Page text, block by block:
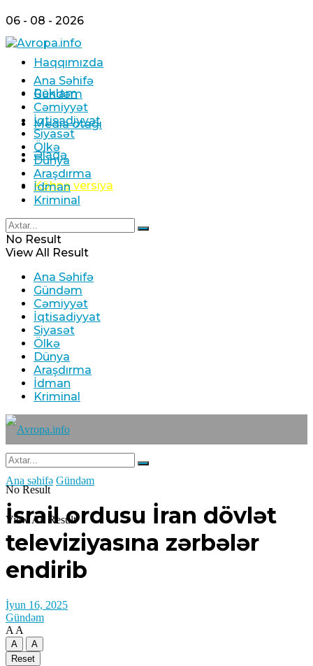
06 - 08 - 2026
Haqqımızda
Reklam
Media otağı
Əlaqə
Köhnə versiya
Ana Səhifə
Gündəm
Cəmiyyət
İqtisadiyyat
Siyasət
Ölkə
Dünya
Araşdırma
İdman
Kriminal
No Result
View All Result
Ana Səhifə
Gündəm
Cəmiyyət
İqtisadiyyat
Siyasət
Ölkə
Dünya
Araşdırma
İdman
Kriminal
No Result
View All Result
Ana səhifə Gündəm
İsrail ordusu İran dövlət
televiziyasına zərbələr
endirib
İyun 16, 2025
Gündəm
A A
A
A
Reset